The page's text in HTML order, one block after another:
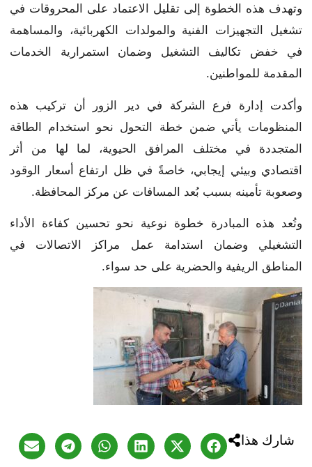
وتهدف هذه الخطوة إلى تقليل الاعتماد على المحروقات في
تشغيل التجهيزات الفنية والمولدات الكهربائية، والمساهمة
في خفض تكاليف التشغيل وضمان استمرارية الخدمات
المقدمة للمواطنين.
وأكدت إدارة فرع الشركة في دير الزور أن تركيب هذه
المنظومات يأتي ضمن خطة التحول نحو استخدام الطاقة
المتجددة في مختلف المرافق الحيوية، لما لها من أثر
اقتصادي وبيئي إيجابي، خاصةً في ظل ارتفاع أسعار الوقود
وصعوبة تأمينه بسبب بُعد المسافات عن مركز المحافظة.
وتُعد هذه المبادرة خطوة نوعية نحو تحسين كفاءة الأداء
التشغيلي وضمان استدامة عمل مراكز الاتصالات في
المناطق الريفية والحضرية على حد سواء.
شارك هذا